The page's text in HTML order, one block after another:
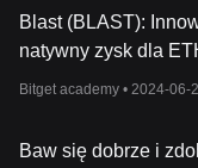
Blast (BLAST):
natywny zysk dla
Bitget academy • 2024-06-
Baw się dobrze i